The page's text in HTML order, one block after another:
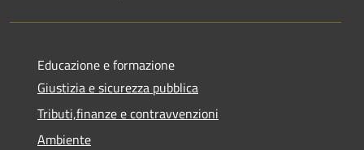
Educazione e formazione
Giustizia e sicurezza pubblica
Tributi,finanze e contravvenzioni
Ambiente